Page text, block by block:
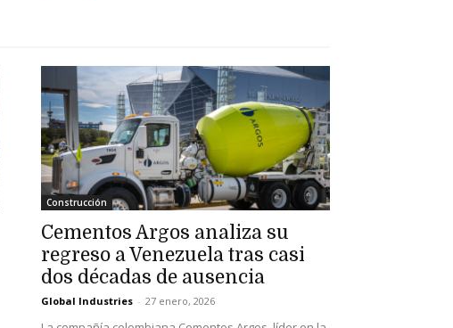
Construcción
Cementos Argos analiza su
regreso a Venezuela tras casi
dos décadas de ausencia
Global Industries - 27 enero, 2026